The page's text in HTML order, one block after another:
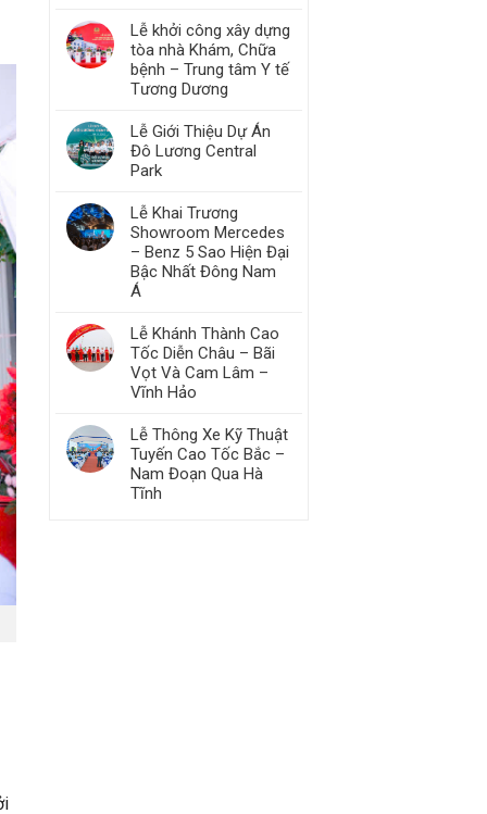
Lễ khởi công xây dựng
tòa nhà Khám, Chữa
bệnh – Trung tâm Y tế
Tương Dương
Lễ Giới Thiệu Dự Án
Đô Lương Central
Park
Lễ Khai Trương
Showroom Mercedes
– Benz 5 Sao Hiện Đại
Bậc Nhất Đông Nam
Á
Lễ Khánh Thành Cao
Tốc Diễn Châu – Bãi
Vọt Và Cam Lâm –
Vĩnh Hảo​
Lễ Thông Xe Kỹ Thuật
Tuyến Cao Tốc Bắc –
Nam Đoạn Qua Hà
Tĩnh